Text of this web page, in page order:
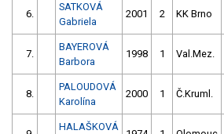
6.
SATKOVÁ
Gabriela
2001 2 KK Brno
7.
BAYEROVÁ
Barbora
1998 1 Val.Mez.
8.
PALOUDOVÁ
Karolína
2000 1 Č.Kruml.
HALAŠKOVÁ